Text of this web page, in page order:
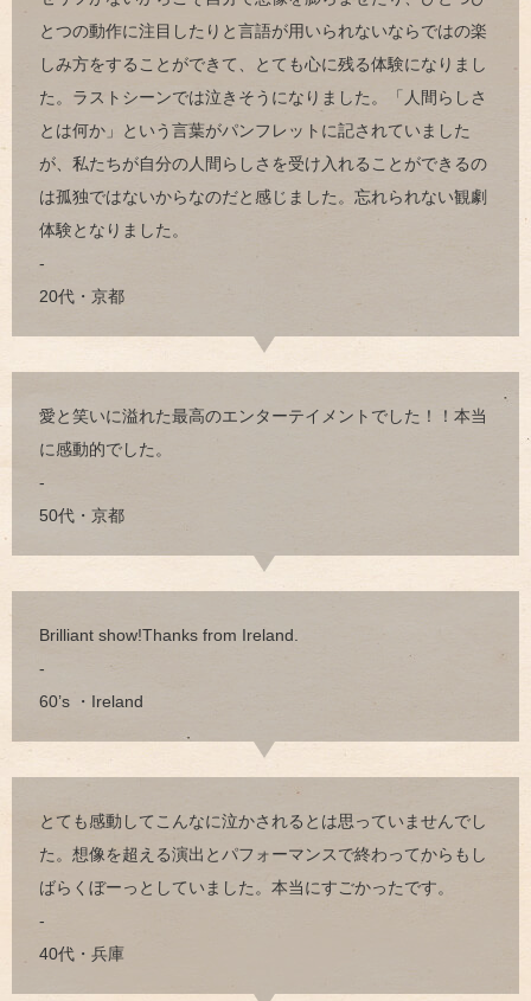
とつの動作に注目したりと言語が用いられないならではの楽
しみ方をすることができて、とても心に残る体験になりまし
た。ラストシーンでは泣きそうになりました。「人間らしさ
とは何か」という言葉がパンフレットに記されていました
が、私たちが自分の人間らしさを受け入れることができるの
は孤独ではないからなのだと感じました。忘れられない観劇
体験となりました。
-
20代・京都
愛と笑いに溢れた最高のエンターテイメントでした！！本当
に感動的でした。
-
50代・京都
Brilliant show!Thanks from Ireland.
-
60’s ・Ireland
とても感動してこんなに泣かされるとは思っていませんでし
た。想像を超える演出とパフォーマンスで終わってからもし
ばらくぼーっとしていました。本当にすごかったです。
-
40代・兵庫